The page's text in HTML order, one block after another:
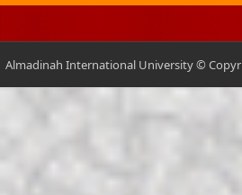
Almadinah International University ©